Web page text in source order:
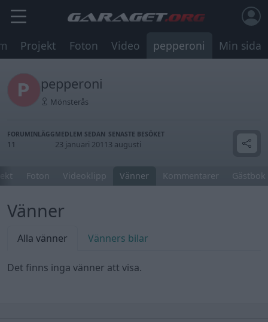
Projekt Foton Video pepperoni Min sida
pepperoni
Mönsterås
FORUMINLÄGG
11
MEDLEM SEDAN
23 januari 2011
SENASTE BESÖKET
3 augusti
Foton Videoklipp Vänner Kommentarer Gästbok
Vänner
Alla vänner Vänners bilar
Det finns inga vänner att visa.